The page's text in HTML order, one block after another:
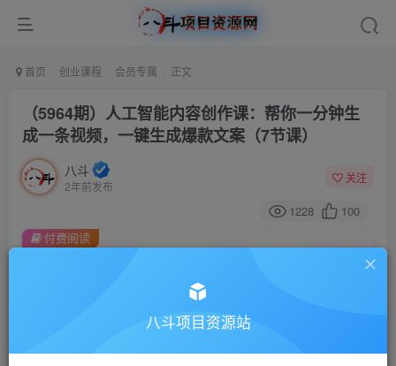
首页 创业课程 会员专属 正文
（5964期）人工智能内容创作课：帮你一分钟生
成一条视频，一键生成爆款文案（7节课）
八斗
2年前发布
关注
1228 100
此内容为付费阅读，请付费后查看
会员专属资源
付费阅读
八斗项目资源站